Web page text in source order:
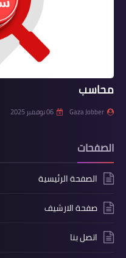
محاسب
Gaza Jobber 06 نوفمبر 2025
الصفحات
الصفحة الرئيسية
صفحة الارشيف
اتصل بنا